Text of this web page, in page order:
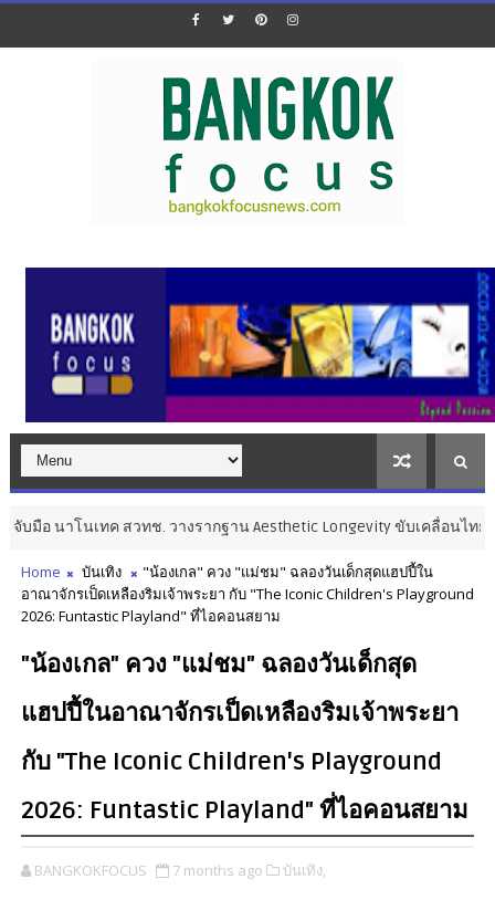
นาโนเทค สวทช. วางรากฐาน Aesthetic Longevity ขับเคลื่อนไทยสู่อนาค
Home บันเทิง
"น้องเกล" ควง "แม่ชม" ฉลองวันเด็กสุดแฮปปี้ใน
อาณาจักรเป็ดเหลืองริมเจ้าพระยา กับ "The Iconic Children's Playground
2026: Funtastic Playland" ที่ไอคอนสยาม
"น้องเกล" ควง "แม่ชม" ฉลองวันเด็กสุด
แฮปปี้ในอาณาจักรเป็ดเหลืองริมเจ้าพระยา
กับ "The Iconic Children's Playground
2026: Funtastic Playland" ที่ไอคอนสยาม
BANGKOKFOCUS 7 months ago บันเทิง,